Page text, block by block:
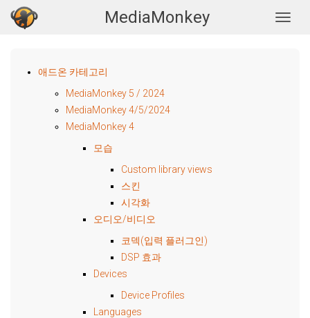
MediaMonkey
애드온 카테고리
MediaMonkey 5 / 2024
MediaMonkey 4/5/2024
MediaMonkey 4
모습
Custom library views
스킨
시각화
오디오/비디오
코덱(입력 플러그인)
DSP 효과
Devices
Device Profiles
Languages